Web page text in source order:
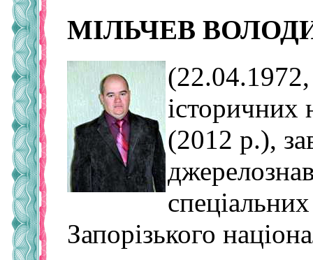
МІЛЬЧЕВ
(2012 р.),
Запорізького